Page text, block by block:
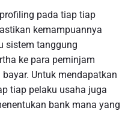
pada tiap tiap
kemampuannya
sistem tanggung
ke para peminjam
Untuk mendapatkan
tiap pelaku usaha juga
bank mana yang